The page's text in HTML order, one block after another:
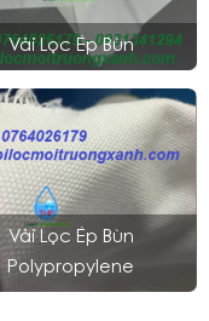
Vải Lọc Ép Bùn
Vải Lọc Ép Bùn
Polypropylene